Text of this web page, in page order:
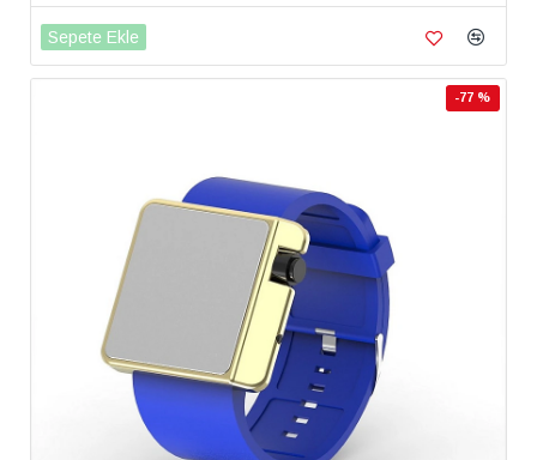
Sepete Ekle
-77 %